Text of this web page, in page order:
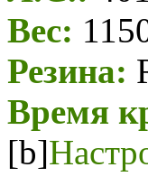
Вес:
Резина:
Время
[b]